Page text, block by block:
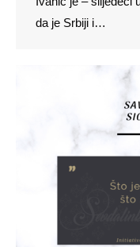
da je Srbiji i…